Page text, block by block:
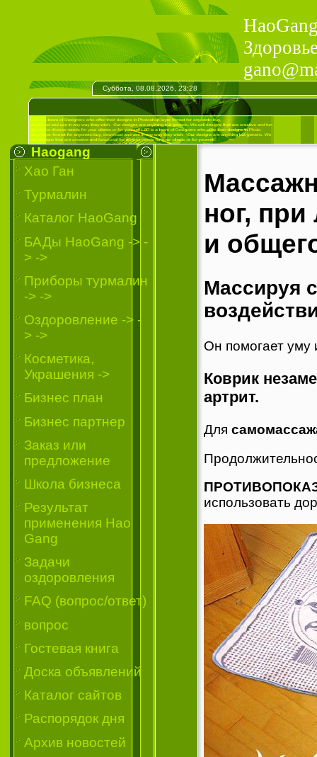
Суббота, 08.08.2026, 23:28
Haogang
Хао Ган
Турмалин
Каталог HaoGang
БАДы HaoGang -> -
> ->
Приборы турмалин
-> ->
Oздоровление -> -
> ->
Косметика,
Украшения ->
Бизнес план
Бизнес партнер
Заказ или
предложение
Школа бизнеса
Результат
применения Hao
Gang
Задачи
оздоровления
FAQ (вопрос/ответ)
вопрос
Гостевая книга
Доска объявлений
Каталог сайтов
Распорядок дня
Архив новостей
ног,
и
Массируя
Он помогает уму
Коврик
артрит.
Для
использовать